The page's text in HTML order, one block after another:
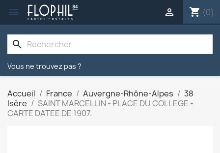
 shopping_cart (0)

search
Vous ne trouvez pas ?
Accueil France Auvergne-Rhône-Alpes
38
Isère
SAINT MARCELLIN - PLACE DU COLLEGE -
CARTE DATEE DE 1907.